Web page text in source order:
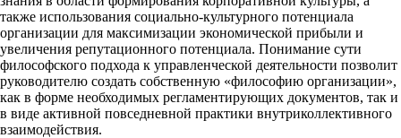
также использования социально-культурного потенциала
организации для максимизации экономической прибыли и
увеличения репутационного потенциала. Понимание сути
философского подхода к управленческой деятельности позволит
руководителю создать собственную «философию организации»,
как в форме необходимых регламентирующих документов, так и
в виде активной повседневной практики внутриколлективного
взаимодействия.